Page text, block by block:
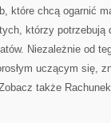
które chcą ogarnić
którzy potrzebują
Niezależnie od
uczącym się,
także